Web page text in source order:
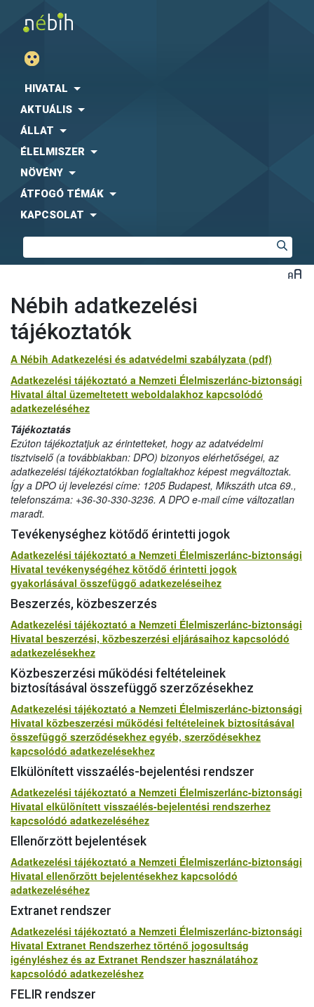
HIVATAL
AKTUÁLIS
ÁLLAT
ÉLELMISZER
NÖVÉNY
ÁTFOGÓ TÉMÁK
KAPCSOLAT
Nébih adatkezelési
tájékoztatók
A Nébih Adatkezelési és adatvédelmi szabályzata (pdf)
Adatkezelési tájékoztató a Nemzeti Élelmiszerlánc-biztonsági
Hivatal által üzemeltetett weboldalakhoz kapcsolódó
adatkezeléséhez
Tájékoztatás
Ezúton tájékoztatjuk az érintetteket, hogy az adatvédelmi
tisztviselő (a továbbiakban: DPO) bizonyos elérhetőségei, az
adatkezelési tájékoztatókban foglaltakhoz képest megváltoztak.
Így a DPO új levelezési címe: 1205 Budapest, Mikszáth utca 69.,
telefonszáma: +36-30-330-3236. A DPO e-mail címe változatlan
maradt.
Tevékenységhez kötődő érintetti jogok
Adatkezelési tájékoztató a Nemzeti Élelmiszerlánc-biztonsági
Hivatal tevékenységéhez kötődő érintetti jogok
gyakorlásával összefüggő adatkezeléseihez
Beszerzés, közbeszerzés
Adatkezelési tájékoztató a Nemzeti Élelmiszerlánc-biztonsági
Hivatal beszerzési, közbeszerzési eljárásaihoz kapcsolódó
adatkezelésekhez
Közbeszerzési működési feltételeinek
biztosításával összefüggő szerzőzésekhez
Adatkezelési tájékoztató a Nemzeti Élelmiszerlánc-biztonsági
Hivatal közbeszerzési működési feltételeinek biztosításával
összefüggő szerződésekhez egyéb, szerződésekhez
kapcsolódó adatkezelésekhez
Elkülönített visszaélés-bejelentési rendszer
Adatkezelési tájékoztató a Nemzeti Élelmiszerlánc-biztonsági
Hivatal elkülönített visszaélés-bejelentési rendszerhez
kapcsolódó adatkezeléséhez
Ellenőrzött bejelentések
Adatkezelési tájékoztató a Nemzeti Élelmiszerlánc-biztonsági
Hivatal ellenőrzött bejelentésekhez kapcsolódó
adatkezeléséhez
Extranet rendszer
Adatkezelési tájékoztató a Nemzeti Élelmiszerlánc-biztonsági
Hivatal Extranet Rendszerhez történő jogosultság
igényléshez és az Extranet Rendszer használatához
kapcsolódó adatkezeléshez
FELIR rendszer